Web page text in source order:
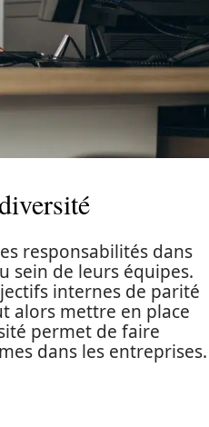
responsabilités dans
sein de leurs équipes.
internes de parité
alors mettre en place
permet de faire
dans les entreprises.